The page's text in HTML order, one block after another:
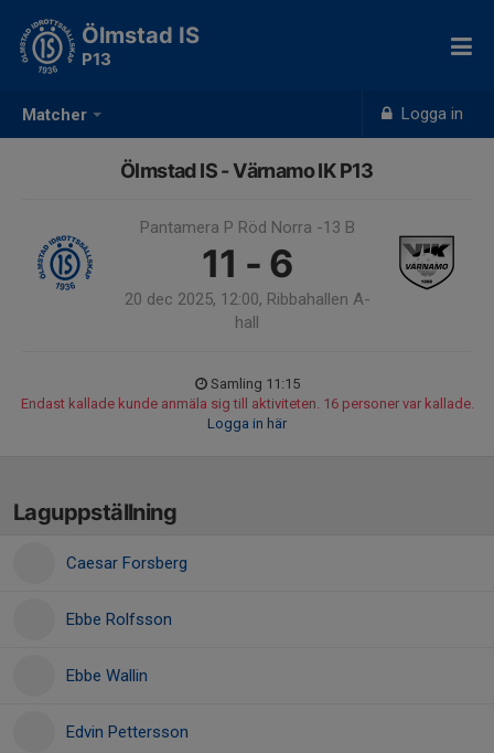
Matcher Logga in
Ölmstad IS
P13
Ölmstad IS - Värnamo IK P13
Pantamera P Röd Norra -13 B
11 - 6
20 dec 2025, 12:00, Ribbahallen A-
hall
Samling 11:15
Endast kallade kunde anmäla sig till aktiviteten. 16 personer var kallade.
Logga in här
Laguppställning
Caesar Forsberg
Ebbe Rolfsson
Ebbe Wallin
Edvin Pettersson